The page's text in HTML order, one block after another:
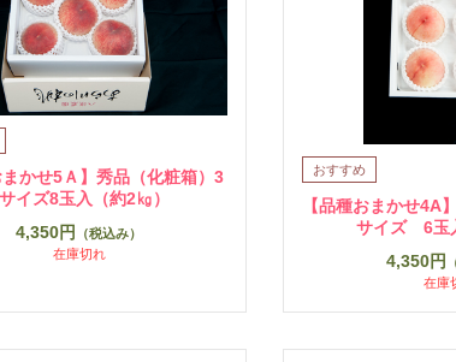
かせ5Ａ】秀品（化粧箱）3
イズ8玉入（約2㎏）
4,350円
（税込み）
在庫切れ
【品種おまかせ4A
サイズ 6玉
4,350円
在庫